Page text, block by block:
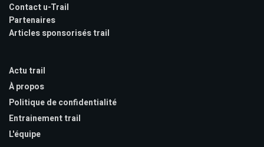
Contact u-Trail
Partenaires
Articles sponsorisés trail
Actu trail
À propos
Politique de confidentialité
Entrainement trail
L'équipe